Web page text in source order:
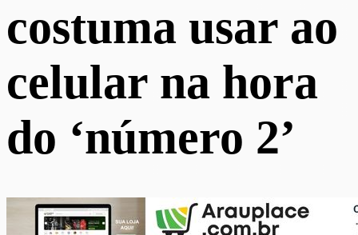
costuma usar ao
celular na hora
do ‘número 2’